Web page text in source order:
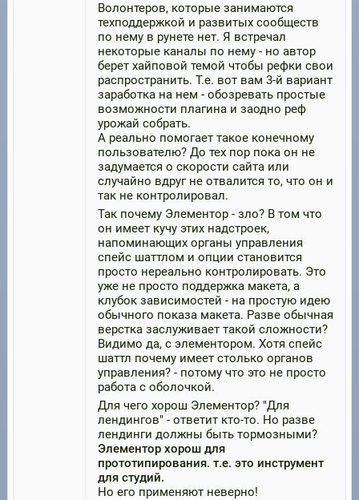
Волонтеров, которые занимаются
техподдержкой и развитых сообществ
по нему в рунете нет. Я встречал
некоторые каналы по нему - но автор
берет хайповой темой чтобы рефки свои
распространить. Т.е. вот вам 3-й вариант
заработка на нем - обозревать простые
возможности плагина и заодно реф
урожай собрать.
А реально помогает такое конечному
пользователю? До тех пор пока он не
задумается о скорости сайта или
случайно вдруг не отвалится то, что он и
так не контролировал.
Так почему Элементор - зло? В том что
он имеет кучу этих надстроек,
напоминающих органы управления
спейс шаттлом и опции становится
просто нереально контролировать. Это
уже не просто поддержка макета, а
клубок зависимостей - на простую идею
обычного показа макета. Разве обычная
верстка заслуживает такой сложности?
Видимо да, с элементором. Хотя спейс
шаттл почему имеет столько органов
управления? - потому что это не просто
работа с оболочкой.
Для чего хорош Элементор? "Для
лендингов" - ответит кто-то. Но разве
лендинги должны быть тормозными?
Элементор хорош для
прототипирования. т.е. это инструмент
для студий.
Но его применяют неверно!